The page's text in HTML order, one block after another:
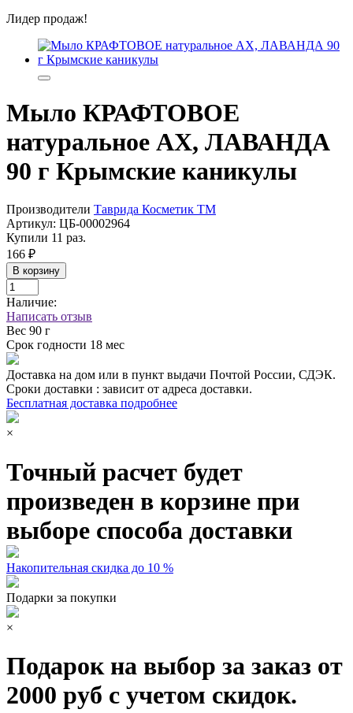
Лидер продаж!
Мыло КРАФТОВОЕ
натуральное АХ, ЛАВАНДА
90 г Крымские каникулы
Производители Таврида Косметик ТМ
Артикул: ЦБ-00002964
Купили 11 раз.
166 ₽
В корзину
Наличие:
Написать отзыв
Вес 90 г
Срок годности 18 мес
Доставка на дом или в пункт выдачи Почтой России, СДЭК.
Сроки доставки : зависит от адреса доставки.
Бесплатная доставка подробнее
×
Точный расчет будет
произведен в корзине при
выборе способа доставки
Накопительная скидка до 10 %
Подарки за покупки
×
Подарок на выбор за заказ от
2000 руб с учетом скидок.